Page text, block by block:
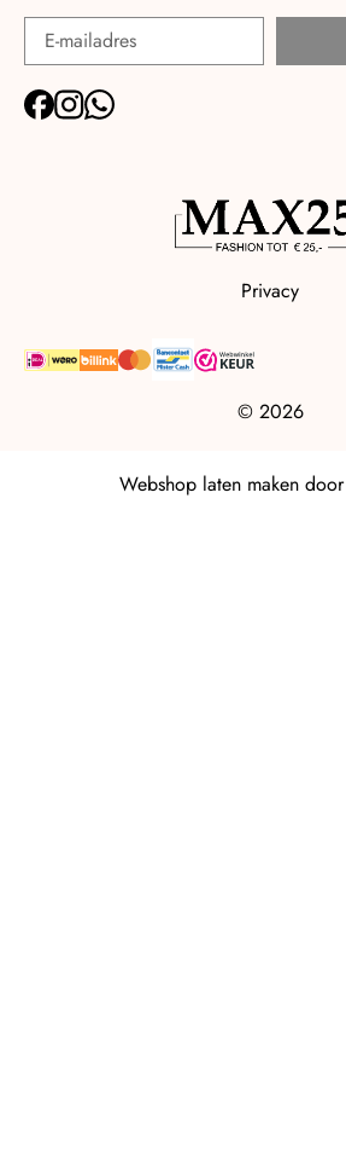
Privacy
© 2026
Webshop laten maken door